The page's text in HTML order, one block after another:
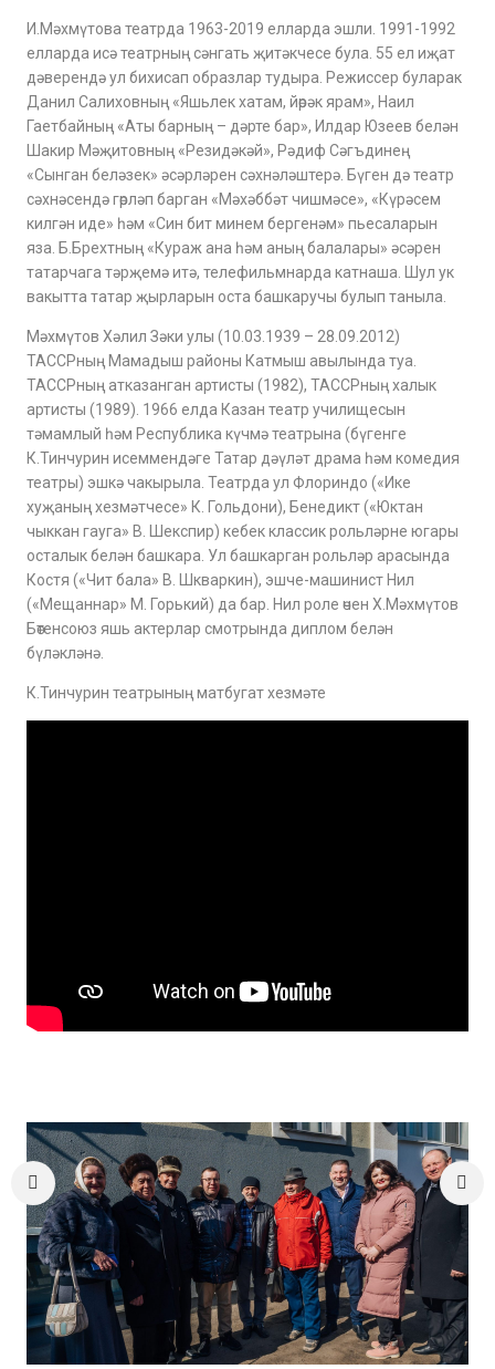
И.Мәхмүтова театрда 1963-2019 елларда эшли. 1991-1992
елларда исә театрның сәнгать җитәкчесе була. 55 ел иҗат
дәверендә ул бихисап образлар тудыра. Режиссер буларак
Данил Салиховның «Яшьлек хатам, йөрәк ярам», Наил
Гаетбайның «Аты барның – дәрте бар», Илдар Юзеев белән
Шакир Мәҗитовның «Резидәкәй», Рәдиф Сәгъдинең
«Сынган беләзек» әсәрләрен сәхнәләштерә. Бүген дә театр
сәхнәсендә гөрләп барган «Мәхәббәт чишмәсе», «Күрәсем
килгән иде» һәм «Син бит минем бергенәм» пьесаларын
яза. Б.Брехтның «Кураж ана һәм аның балалары» әсәрен
татарчага тәрҗемә итә, телефильмнарда катнаша. Шул ук
вакытта татар җырларын оста башкаручы булып таныла.
Мәхмүтов Хәлил Зәки улы (10.03.1939 – 28.09.2012)
ТАССРның Мамадыш районы Катмыш авылында туа.
ТАССРның атказанган артисты (1982), ТАССРның халык
артисты (1989). 1966 елда Казан театр училищесын
тәмамлый һәм Республика күчмә театрына (бүгенге
К.Тинчурин исеммендәге Татар дәүләт драма һәм комедия
театры) эшкә чакырыла. Театрда ул Флориндо («Ике
хуҗаның хезмәтчесе» К. Гольдони), Бенедикт («Юктан
чыккан гауга» В. Шекспир) кебек классик рольләрне югары
осталык белән башкара. Ул башкарган рольләр арасында
Костя («Чит бала» В. Шкваркин), эшче-машинист Нил
(«Мещаннар» М. Горький) да бар. Нил роле өчен Х.Мәхмүтов
Бөтенсоюз яшь актерлар смотрында диплом белән
бүләкләнә.
К.Тинчурин театрының матбугат хезмәте